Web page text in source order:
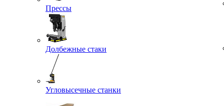
Прессы
Долбежные стаки
Угловысечные станки